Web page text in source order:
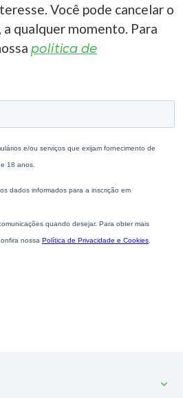
Você pode cancelar o
qualquer momento. Para
política de